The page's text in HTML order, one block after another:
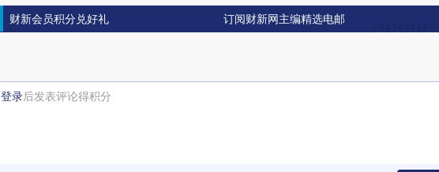
财新会员积分兑好礼 订阅财新网主编精选电邮
登录后发表评论得积分